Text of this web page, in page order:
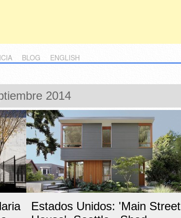
BLOG ENGLISH
2014
Estados Unidos: 'Main Street